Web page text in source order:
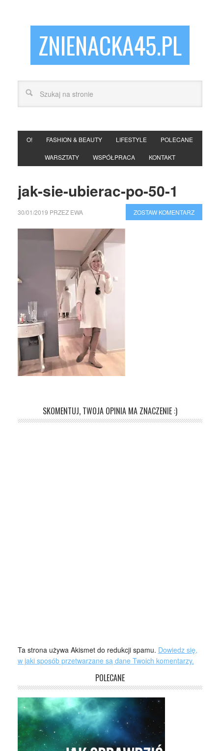
ZNIENACKA45.PL
O! FASHION & BEAUTY LIFESTYLE POLECANE
WARSZTATY WSPÓŁPRACA KONTAKT
jak-sie-ubierac-po-50-1
30/01/2019 PRZEZ EWA ZOSTAW KOMENTARZ
SKOMENTUJ, TWOJA OPINIA MA ZNACZENIE :)
Ta strona używa Akismet do redukcji spamu. Dowiedz się,
w jaki sposób przetwarzane są dane Twoich komentarzy.
POLECANE